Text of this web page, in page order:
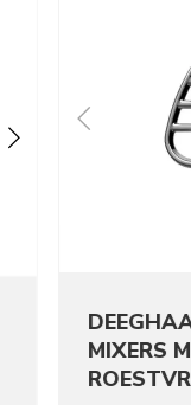
MIXERS